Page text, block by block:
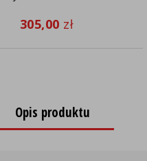
305,00 zł
Opis produktu